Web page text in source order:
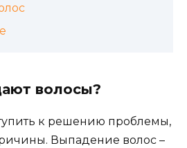
волосы?
к решению проблемы,
Выпадение волос –